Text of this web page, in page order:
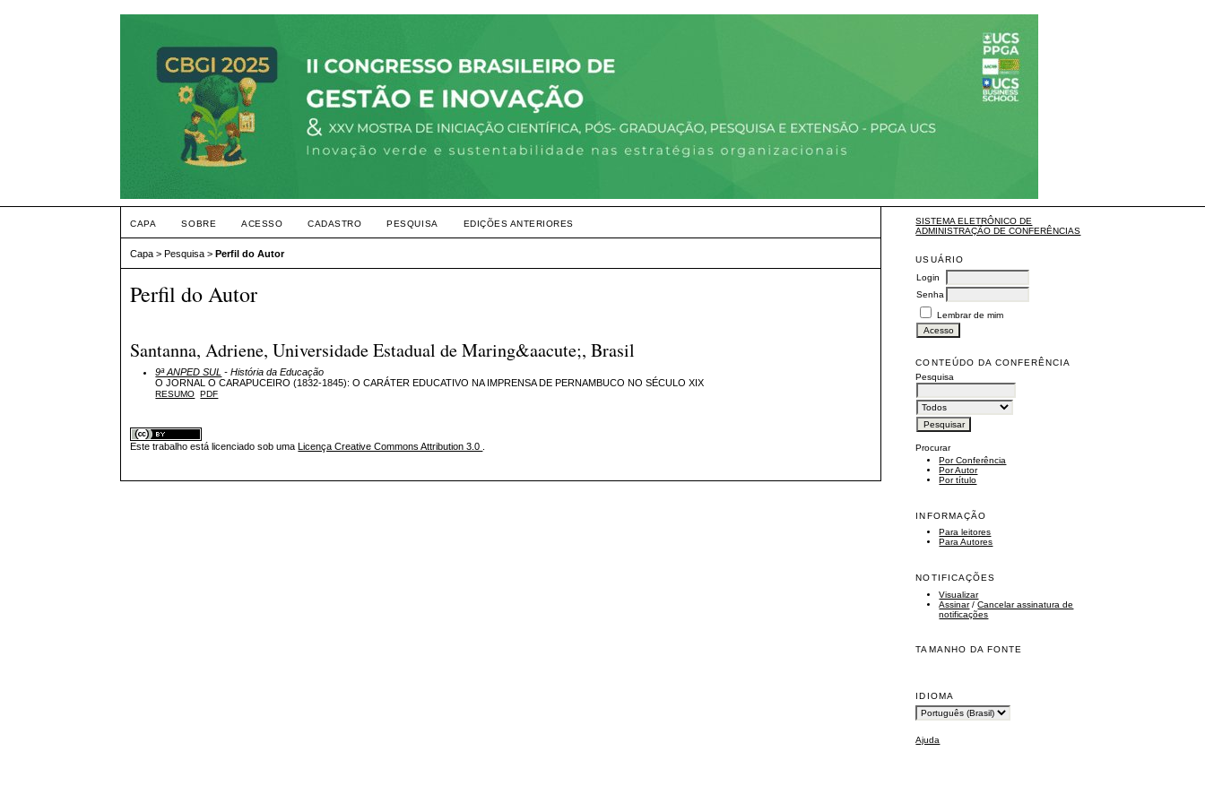
SISTEMA ELETRÔNICO DE
ADMINISTRAÇÃO DE CONFERÊNCIAS
USUÁRIO
Login
Senha
Lembrar de mim
CONTEÚDO DA CONFERÊNCIA
Pesquisa
Procurar
Por Conferência
Por Autor
Por título
INFORMAÇÃO
Para leitores
Para Autores
NOTIFICAÇÕES
Visualizar
Assinar/Cancelar assinatura de
notificações
TAMANHO DA FONTE
IDIOMA
Ajuda
CAPA SOBRE ACESSO CADASTRO PESQUISA EDIÇÕES ANTERIORES
Capa >Pesquisa >Perfil do Autor
Perfil do Autor
Santanna, Adriene, Universidade Estadual de Maring&aacute;, Brasil
9ª ANPED SUL - História da Educação
O JORNAL O CARAPUCEIRO (1832-1845): O CARÁTER EDUCATIVO NA IMPRENSA DE PERNAMBUCO NO SÉCULO XIX
RESUMO PDF
Este trabalho está licenciado sob uma Licença Creative Commons Attribution 3.0